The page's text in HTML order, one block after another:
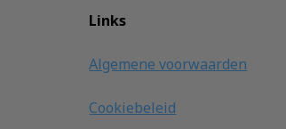
Links
Algemene voorwaarden
Cookiebeleid